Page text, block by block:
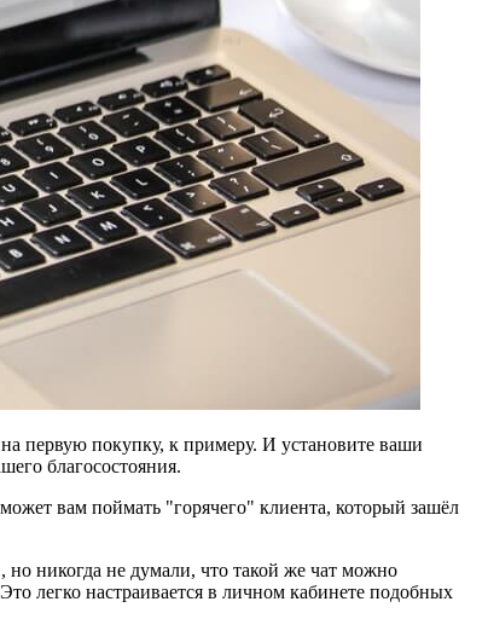
первую покупку, к примеру. И установите ваши
благосостояния.
вам поймать "горячего" клиента, который зашёл
никогда не думали, что такой же чат можно
легко настраивается в личном кабинете подобных